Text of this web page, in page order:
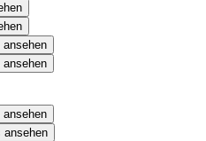
ansehen
ansehen
ansehen
ansehen